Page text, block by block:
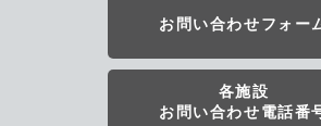
お問い合わせフォー
各施設
お問い合わせ電話番